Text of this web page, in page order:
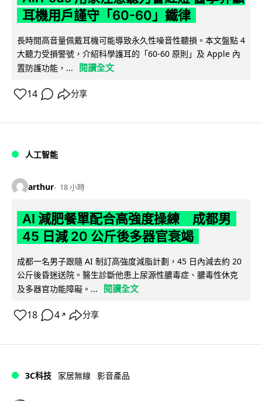
耳機用戶謹守「60-60」鐵律
長時間高音量佩戴耳機可能導致永久性噪音性聽損。本文盤點 4
大聽力受損警號，介紹科學護耳的「60-60 原則」及 Apple 內
置防護功能，...
閱讀全文
14 分享
人工智能
arthur 18 小時
AI 減肥餐單配合高強度操練 成都男
45 日減 20 公斤後多器官衰竭
成都一名男子跟隨 AI 制訂高強度減脂計劃，45 日內減去約 20
公斤後昏迷送院。醫生診斷他患上尿源性膿毒症、膿毒性休克
及多器官功能障礙。...
閱讀全文
18 4 ↗ 分享
3C科技 家居無線 影音產品